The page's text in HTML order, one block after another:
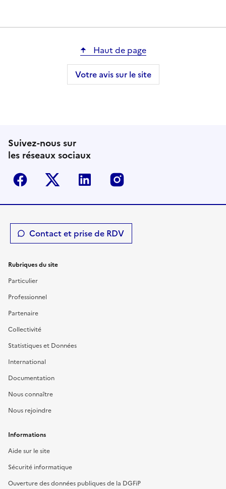
Haut de page
Votre avis sur le site
Suivez-nous sur
les réseaux sociaux
Facebook Twitter-X Linkedin
Contact et prise de RDV
Rubriques du site
Particulier
Professionnel
Partenaire
Collectivité
Statistiques et Données
International
Documentation
Nous connaître
Nous rejoindre
Informations
Aide sur le site
Sécurité informatique
Ouverture des données publiques de la DGFiP